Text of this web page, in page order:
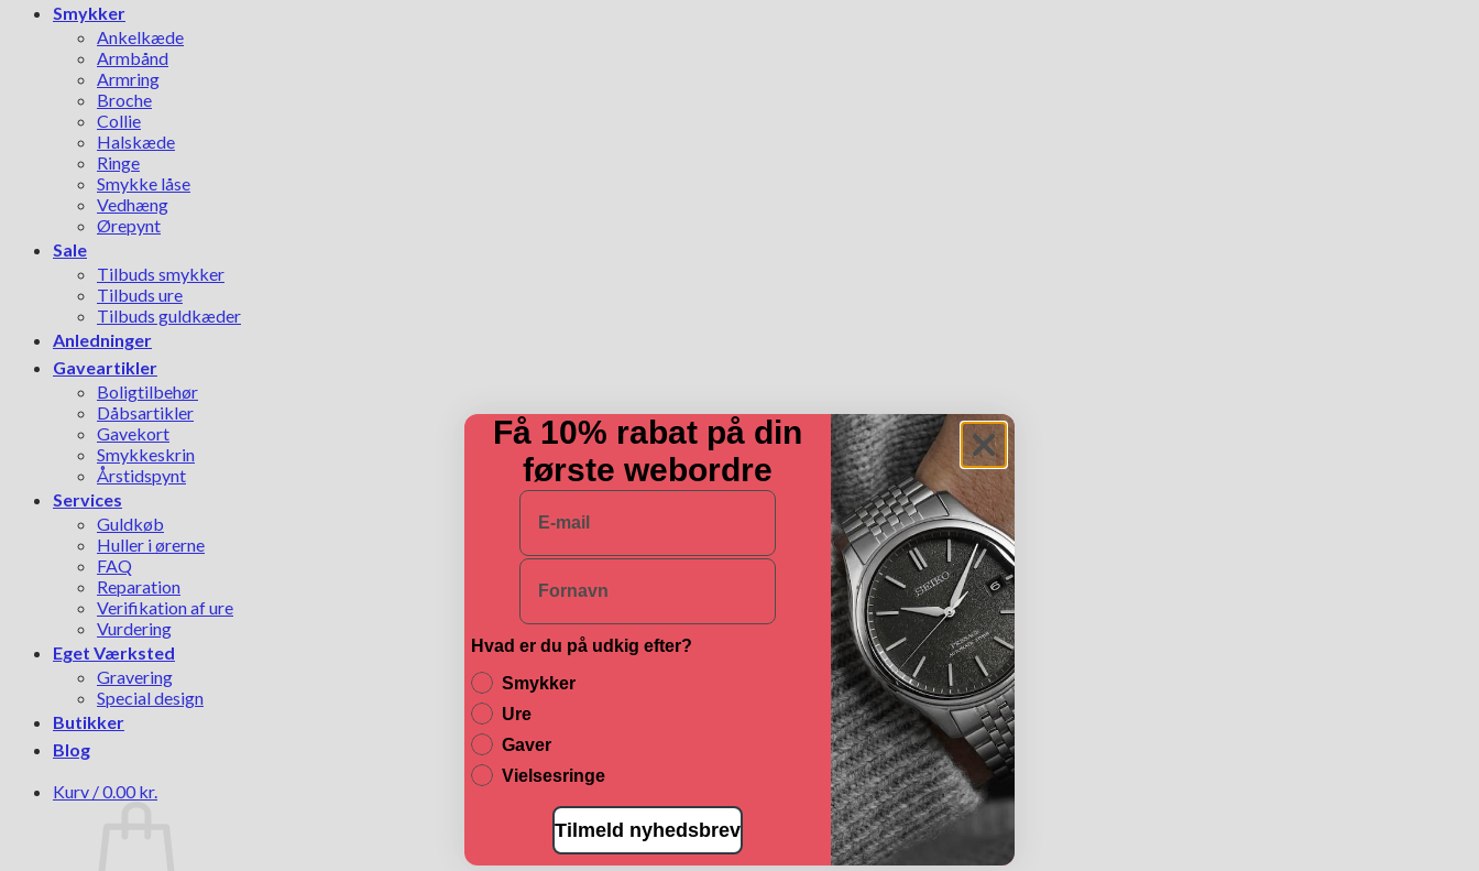
Smykker
Ankelkæde
Armbånd
Armring
Broche
Collie
Halskæde
Ringe
Smykke låse
Vedhæng
Ørepynt
Sale
Tilbuds smykker
Tilbuds ure
Tilbuds guldkæder
Anledninger
Gaveartikler
Boligtilbehør
Dåbsartikler
Gavekort
Smykkeskrin
Årstidspynt
Services
Guldkøb
Huller i ørerne
FAQ
Reparation
Verifikation af ure
Vurdering
Eget Værksted
Gravering
Special design
Butikker
Blog
Kurv /0.00 kr.
Få 10% rabat på din
første webordre
E-mail
Navn
Hvad er du på udkig efter?
Smykker
Ure
Gaver
Vielsesringe
Tilmeld nyhedsbrev